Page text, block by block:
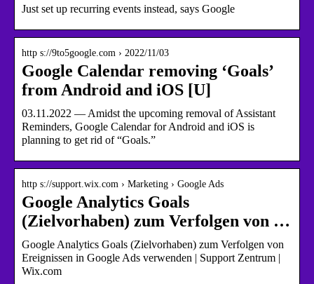
Just set up recurring events instead, says Google
http s://9to5google.com › 2022/11/03
Google Calendar removing ‘Goals’
from Android and iOS [U]
03.11.2022 — Amidst the upcoming removal of Assistant
Reminders, Google Calendar for Android and iOS is
planning to get rid of “Goals.”
http s://support.wix.com › Marketing › Google Ads
Google Analytics Goals
(Zielvorhaben) zum Verfolgen von …
Google Analytics Goals (Zielvorhaben) zum Verfolgen von
Ereignissen in Google Ads verwenden | Support Zentrum |
Wix.com